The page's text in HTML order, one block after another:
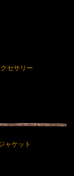
セサリー
ャケット